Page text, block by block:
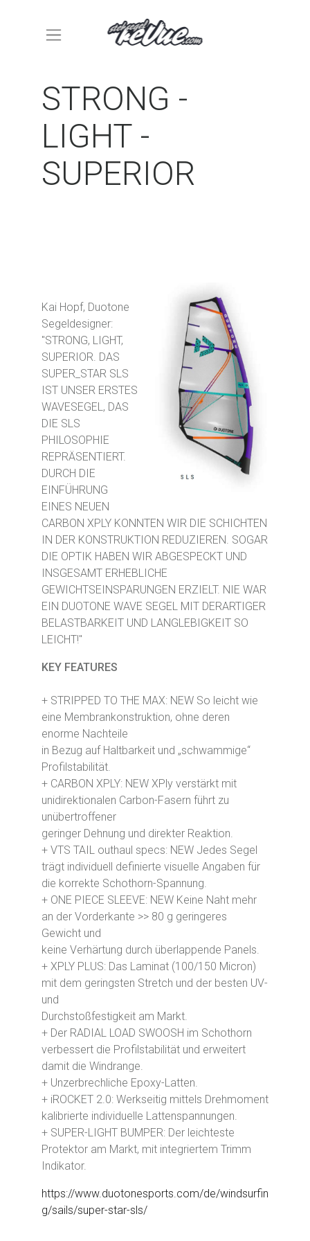
STRONG -
LIGHT -
SUPERIOR
Kai Hopf, Duotone
Segeldesigner:
"STRONG, LIGHT,
SUPERIOR. DAS
SUPER_STAR SLS
IST UNSER ERSTES
WAVESEGEL, DAS
DIE SLS
PHILOSOPHIE
REPRÄSENTIERT.
DURCH DIE
EINFÜHRUNG
EINES NEUEN
CARBON XPLY KONNTEN WIR DIE SCHICHTEN
IN DER KONSTRUKTION REDUZIEREN. SOGAR
DIE OPTIK HABEN WIR ABGESPECKT UND
INSGESAMT ERHEBLICHE
GEWICHTSEINSPARUNGEN ERZIELT. NIE WAR
EIN DUOTONE WAVE SEGEL MIT DERARTIGER
BELASTBARKEIT UND LANGLEBIGKEIT SO
LEICHT!"
KEY FEATURES
+ STRIPPED TO THE MAX: NEW So leicht wie
eine Membrankonstruktion, ohne deren
enorme Nachteile
in Bezug auf Haltbarkeit und „schwammige“
Profilstabilität.
+ CARBON XPLY: NEW XPly verstärkt mit
unidirektionalen Carbon-Fasern führt zu
unübertroffener
geringer Dehnung und direkter Reaktion.
+ VTS TAIL outhaul specs: NEW Jedes Segel
trägt individuell definierte visuelle Angaben für
die korrekte Schothorn-Spannung.
+ ONE PIECE SLEEVE: NEW Keine Naht mehr
an der Vorderkante >> 80 g geringeres
Gewicht und
keine Verhärtung durch überlappende Panels.
+ XPLY PLUS: Das Laminat (100/150 Micron)
mit dem geringsten Stretch und der besten UV-
und
Durchstoßfestigkeit am Markt.
+ Der RADIAL LOAD SWOOSH im Schothorn
verbessert die Profilstabilität und erweitert
damit die Windrange.
+ Unzerbrechliche Epoxy-Latten.
+ iROCKET 2.0: Werkseitig mittels Drehmoment
kalibrierte individuelle Lattenspannungen.
+ SUPER-LIGHT BUMPER: Der leichteste
Protektor am Markt, mit integriertem Trimm
Indikator.
https://www.duotonesports.com/de/windsurfin
g/sails/super-star-sls/